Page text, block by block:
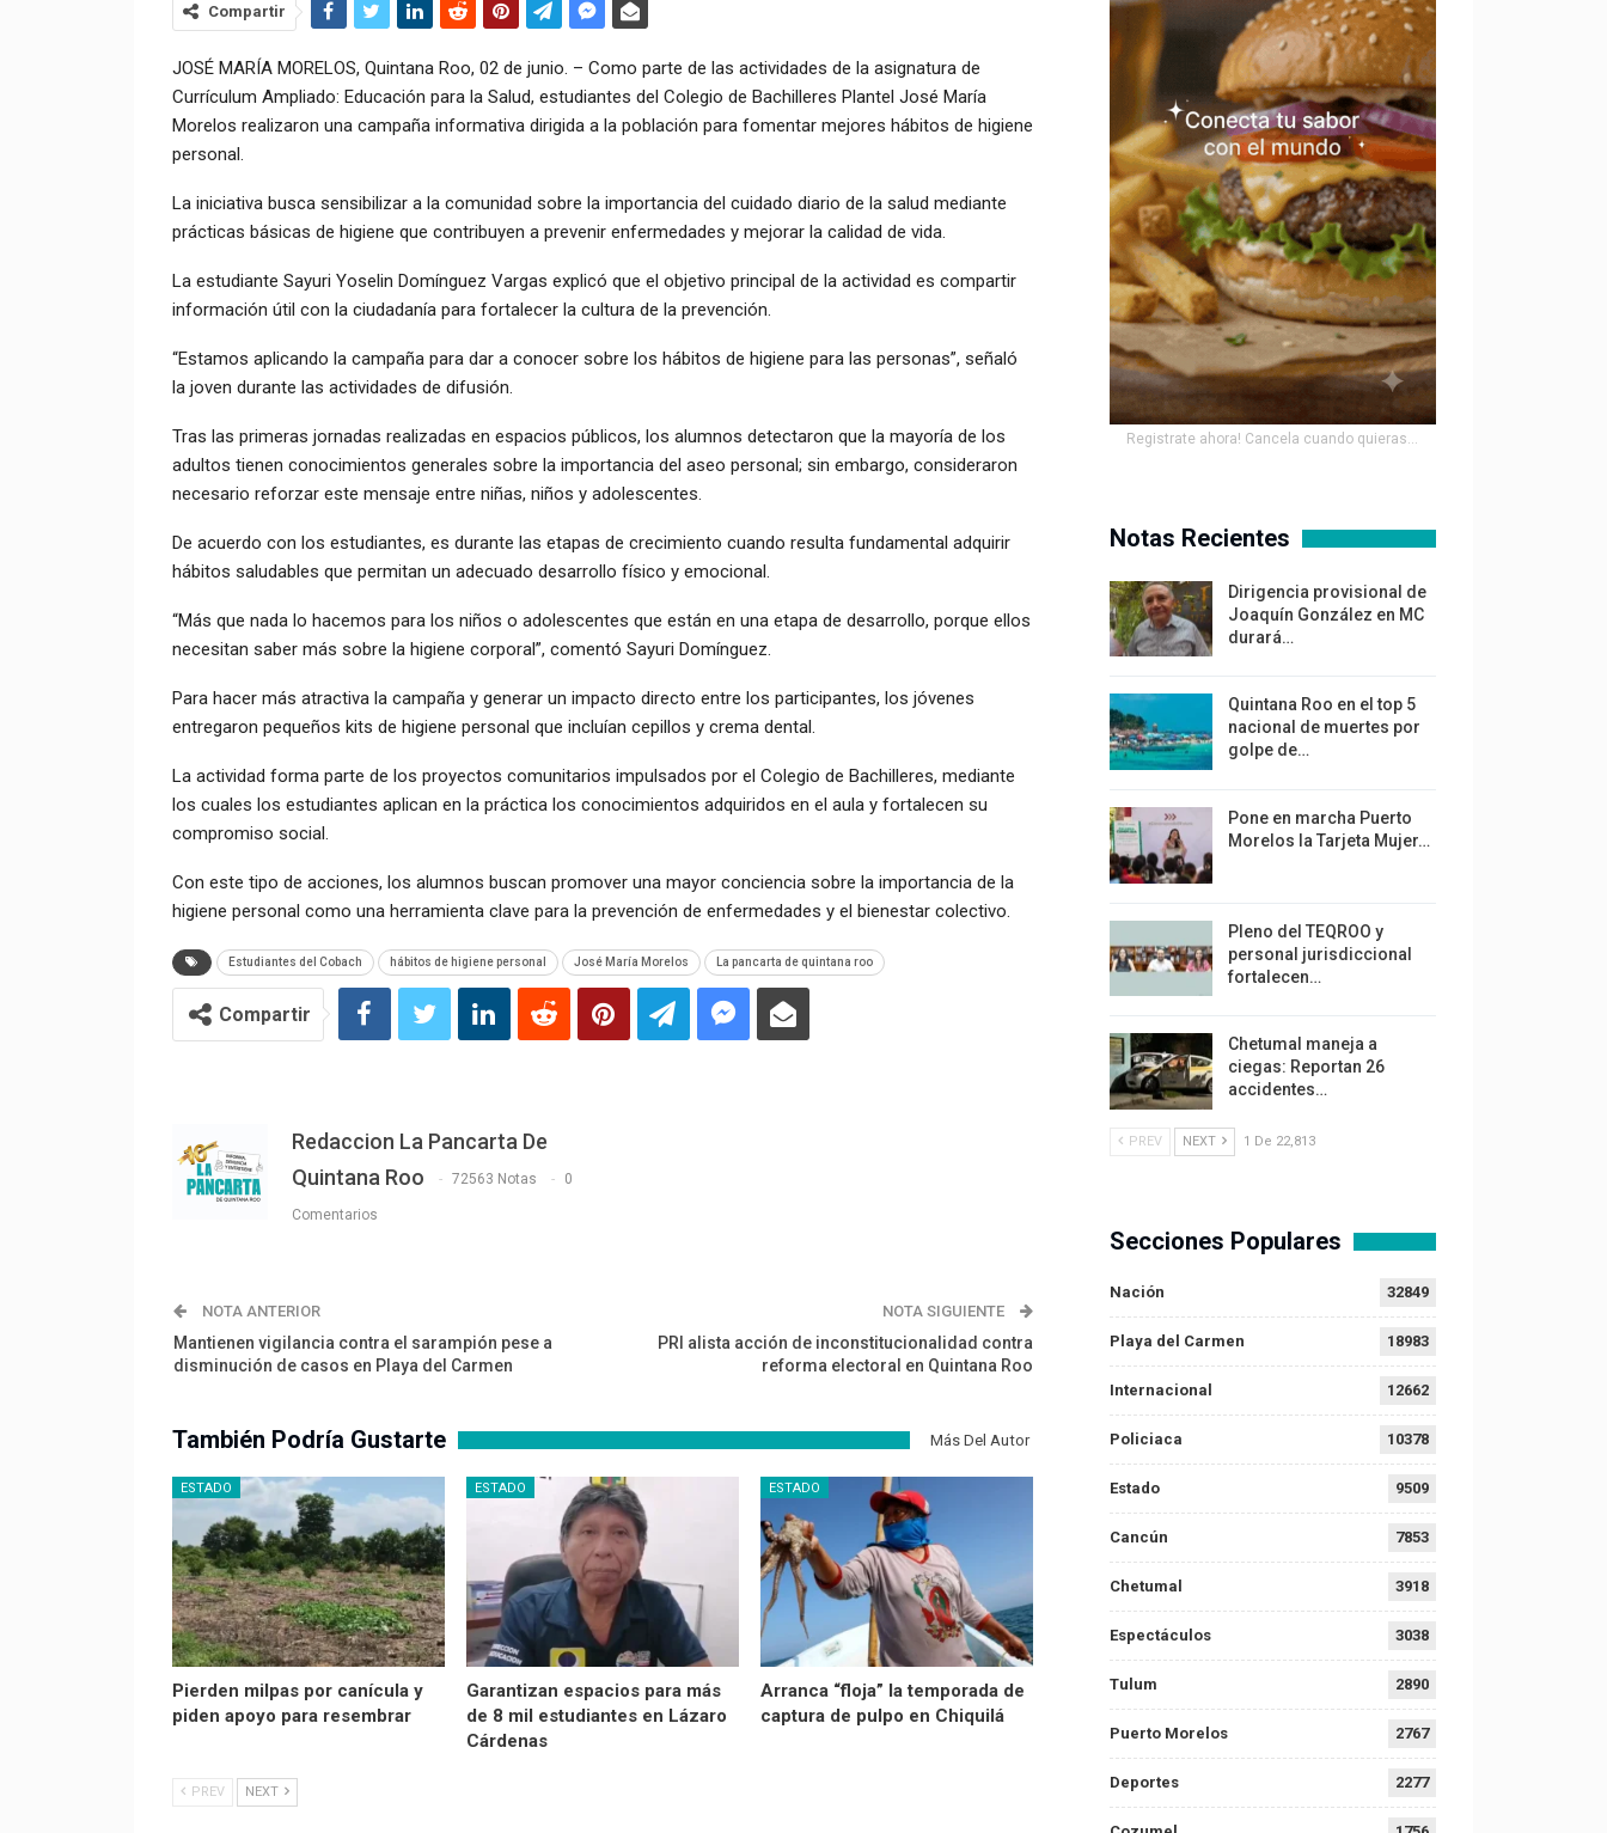
Compartir
JOSÉ MARÍA MORELOS, Quintana Roo, 02 de junio. – Como parte de las actividades de la asignatura de
Currículum Ampliado: Educación para la Salud, estudiantes del Colegio de Bachilleres Plantel José María
Morelos realizaron una campaña informativa dirigida a la población para fomentar mejores hábitos de higiene
personal.
La iniciativa busca sensibilizar a la comunidad sobre la importancia del cuidado diario de la salud mediante
prácticas básicas de higiene que contribuyen a prevenir enfermedades y mejorar la calidad de vida.
La estudiante Sayuri Yoselin Domínguez Vargas explicó que el objetivo principal de la actividad es compartir
información útil con la ciudadanía para fortalecer la cultura de la prevención.
“Estamos aplicando la campaña para dar a conocer sobre los hábitos de higiene para las personas”, señaló
la joven durante las actividades de difusión.
Tras las primeras jornadas realizadas en espacios públicos, los alumnos detectaron que la mayoría de los
adultos tienen conocimientos generales sobre la importancia del aseo personal; sin embargo, consideraron
necesario reforzar este mensaje entre niñas, niños y adolescentes.
De acuerdo con los estudiantes, es durante las etapas de crecimiento cuando resulta fundamental adquirir
hábitos saludables que permitan un adecuado desarrollo físico y emocional.
“Más que nada lo hacemos para los niños o adolescentes que están en una etapa de desarrollo, porque ellos
necesitan saber más sobre la higiene corporal”, comentó Sayuri Domínguez.
Para hacer más atractiva la campaña y generar un impacto directo entre los participantes, los jóvenes
entregaron pequeños kits de higiene personal que incluían cepillos y crema dental.
La actividad forma parte de los proyectos comunitarios impulsados por el Colegio de Bachilleres, mediante
los cuales los estudiantes aplican en la práctica los conocimientos adquiridos en el aula y fortalecen su
compromiso social.
Con este tipo de acciones, los alumnos buscan promover una mayor conciencia sobre la importancia de la
higiene personal como una herramienta clave para la prevención de enfermedades y el bienestar colectivo.
Estudiantes del Cobach hábitos de higiene personal José María Morelos La pancarta de quintana roo
Compartir
Redaccion La Pancarta De
Quintana Roo
72563 Notas 0
Comentarios
NOTA ANTERIOR
Mantienen vigilancia contra el sarampión pese a
disminución de casos en Playa del Carmen
NOTA SIGUIENTE
PRI alista acción de inconstitucionalidad contra
reforma electoral en Quintana Roo
También Podría Gustarte Más Del Autor
ESTADO
Pierden milpas por canícula y
piden apoyo para resembrar
ESTADO
Garantizan espacios para más
de 8 mil estudiantes en Lázaro
Cárdenas
ESTADO
Arranca “floja” la temporada de
captura de pulpo en Chiquilá
PREV NEXT
Registrate ahora! Cancela cuando quieras...
Notas Recientes
Dirigencia provisional de
Joaquín González en MC
durará…
Quintana Roo en el top 5
nacional de muertes por
golpe de…
Pone en marcha Puerto
Morelos la Tarjeta Mujer…
Pleno del TEQROO y
personal jurisdiccional
fortalecen…
Chetumal maneja a
ciegas: Reportan 26
accidentes…
PREV NEXT 1 De 22,813
Secciones Populares
Nación 32849
Playa del Carmen 18983
Internacional 12662
Policiaca 10378
Estado 9509
Cancún 7853
Chetumal 3918
Espectáculos 3038
Tulum 2890
Puerto Morelos 2767
Deportes 2277